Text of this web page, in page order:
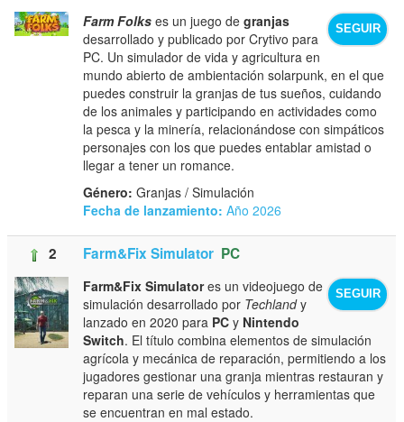
SEGUIR
Farm Folks es un juego degranjas
desarrollado y publicado por Crytivo para
PC. Un simulador de vida y agricultura en
mundo abierto de ambientación solarpunk, en el que
puedes construir la granjas de tus sueños, cuidando
de los animales y participando en actividades como
la pesca y la minería, relacionándose con simpáticos
personajes con los que puedes entablar amistad o
llegar a tener un romance.
Género: Granjas / Simulación
Fecha de lanzamiento: Año 2026
2 Farm&Fix Simulator PC
SEGUIR
Farm&Fix Simulatores un videojuego de
simulación desarrollado por Techlandy
lanzado en 2020 para PC y Nintendo
Switch. El título combina elementos de simulación
agrícola y mecánica de reparación, permitiendo a los
jugadores gestionar una granja mientras restauran y
reparan una serie de vehículos y herramientas que
se encuentran en mal estado.